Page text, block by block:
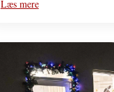
Læs mere